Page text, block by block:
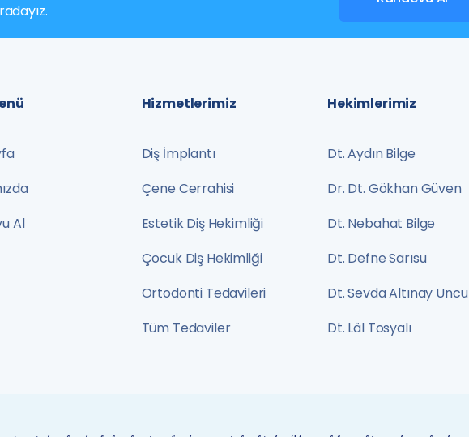
Al
Hizmetlerimiz
Diş İmplantı
Çene Cerrahisi
Estetik Diş Hekimliği
Çocuk Diş Hekimliği
Ortodonti Tedavileri
Tüm Tedaviler
Hekimlerimiz
Dt. Aydın Bilge
Dr. Dt. Gökhan Güven
Dt. Nebahat Bilge
Dt. Defne Sarısu
Dt. Sevda Altınay Uncu
Dt. Lâl Tosyalı